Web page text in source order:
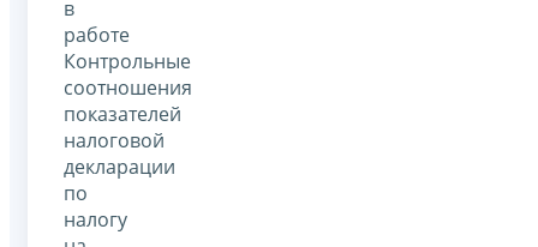
в
работе
Контрольные
соотношения
показателей
налоговой
декларации
по
налогу